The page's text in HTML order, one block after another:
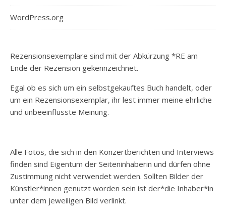
WordPress.org
Rezensionsexemplare sind mit der Abkürzung *RE am
Ende der Rezension gekennzeichnet.
Egal ob es sich um ein selbstgekauftes Buch handelt, oder
um ein Rezensionsexemplar, ihr lest immer meine ehrliche
und unbeeinflusste Meinung.
Alle Fotos, die sich in den Konzertberichten und Interviews
finden sind Eigentum der Seiteninhaberin und dürfen ohne
Zustimmung nicht verwendet werden. Sollten Bilder der
Künstler*innen genutzt worden sein ist der*die Inhaber*in
unter dem jeweiligen Bild verlinkt.